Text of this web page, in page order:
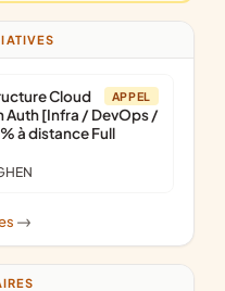
APPEL
Cloud
Auth [Infra / DevOps /
à distance Full
->